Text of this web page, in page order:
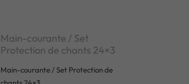
Main-courante / Set
Protection de chants 24×3
Main-courante / Set Protection de